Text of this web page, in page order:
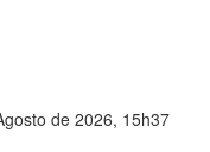
de 2026, 15h37